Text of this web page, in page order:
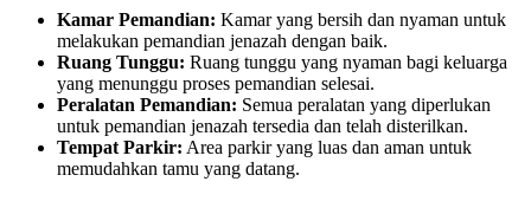
Kamar Pemandian: Kamar yang bersih dan nyaman untuk
melakukan pemandian jenazah dengan baik.
Ruang Tunggu: Ruang tunggu yang nyaman bagi keluarga
yang menunggu proses pemandian selesai.
Peralatan Pemandian: Semua peralatan yang diperlukan
untuk pemandian jenazah tersedia dan telah disterilkan.
Tempat Parkir: Area parkir yang luas dan aman untuk
memudahkan tamu yang datang.